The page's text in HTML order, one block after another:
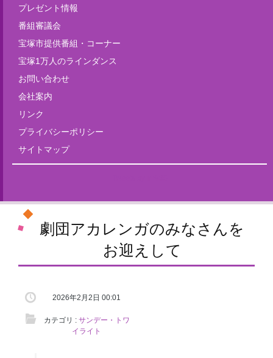
プレゼント情報
番組審議会
宝塚市提供番組・コーナー
宝塚1万人のラインダンス
お問い合わせ
会社案内
リンク
プライバシーポリシー
サイトマップ
劇団アカレンガのみなさんを
お迎えして
2026年2月2日 00:01
カテゴリ : サンデー・トワ
イライト